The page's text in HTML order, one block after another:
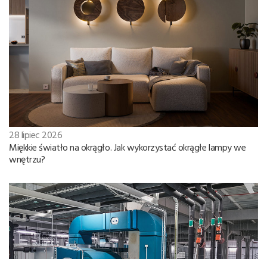
28 lipiec 2026
Miękkie światło na okrągło. Jak wykorzystać okrągłe lampy we
wnętrzu?